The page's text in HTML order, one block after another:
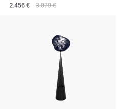
2.456 €
3.070 €